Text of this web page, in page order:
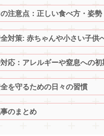
注意点：正しい食べ方・姿勢
対策: 赤ちゃんや小さい子供
応：アレルギーや窒息への初
を守るための日々の習慣
のまとめ